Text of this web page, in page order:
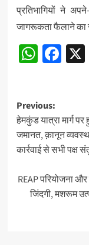
प्रतिभागियों ने
जागरूकता फैलाने का
Post
Previous:
हेमकुंड यात्रा मार्ग पर
जमानत, क़ानून
कार्रवाई से सभी पक्ष
REAP परियोजना
जिंदगी, मशरूम